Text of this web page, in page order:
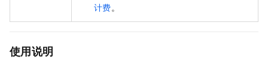
计费。
使用说明